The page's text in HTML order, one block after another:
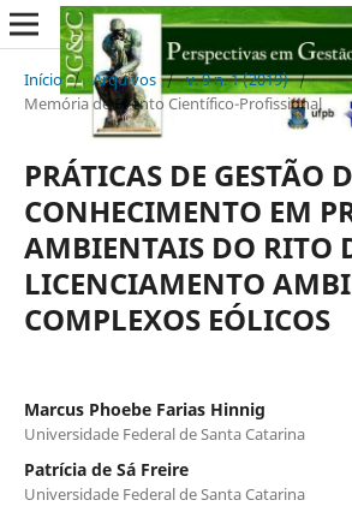
Início / Arquivos / v. 9 n. 1 (2019) /
Memória de Evento Científico-Profissional
PRÁTICAS DE GESTÃO
CONHECIMENTO EM
AMBIENTAIS DO RITO
LICENCIAMENTO
COMPLEXOS EÓLICOS
Marcus Phoebe Farias Hinnig
Universidade Federal de Santa Catarina
Patrícia de Sá Freire
Universidade Federal de Santa Catarina